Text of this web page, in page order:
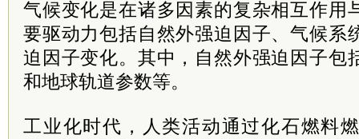
气候变化是在诸多因素的复杂相互作用
要驱动力包括自然外强迫因子、气候系
迫因子变化。其中，自然外强迫因子包
和地球轨道参数等。
工业化时代，人类活动通过化石燃料